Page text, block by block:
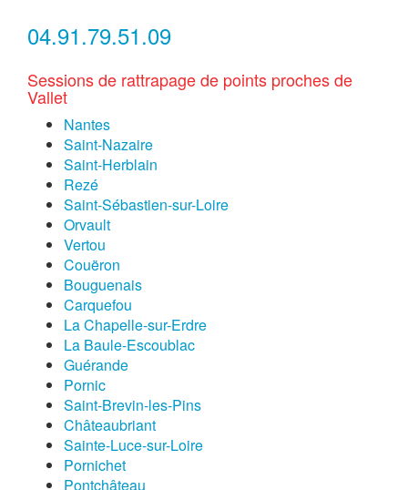
04.91.79.51.09
Sessions de rattrapage de points proches de
Vallet
Nantes
Saint-Nazaire
Saint-Herblain
Rezé
Saint-Sébastien-sur-Loire
Orvault
Vertou
Couëron
Bouguenais
Carquefou
La Chapelle-sur-Erdre
La Baule-Escoublac
Guérande
Pornic
Saint-Brevin-les-Pins
Châteaubriant
Sainte-Luce-sur-Loire
Pornichet
Pontchâteau